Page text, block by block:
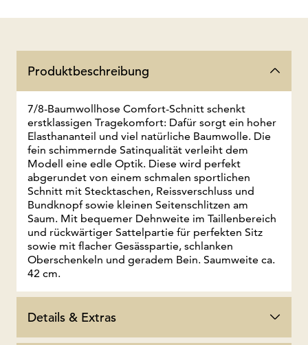
Produktbeschreibung
7/8-Baumwollhose Comfort-Schnitt schenkt
erstklassigen Tragekomfort: Dafür sorgt ein hoher
Elasthananteil und viel natürliche Baumwolle. Die
fein schimmernde Satinqualität verleiht dem
Modell eine edle Optik. Diese wird perfekt
abgerundet von einem schmalen sportlichen
Schnitt mit Stecktaschen, Reissverschluss und
Bundknopf sowie kleinen Seitenschlitzen am
Saum. Mit bequemer Dehnweite im Taillenbereich
und rückwärtiger Sattelpartie für perfekten Sitz
sowie mit flacher Gesässpartie, schlanken
Oberschenkeln und geradem Bein. Saumweite ca.
42 cm.
Details & Extras